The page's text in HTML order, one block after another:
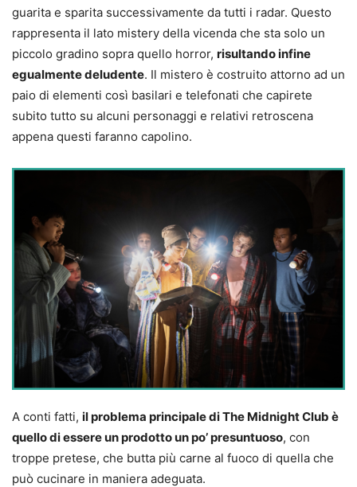
guarita e sparita successivamente da tutti i radar. Questo
rappresenta il lato mistery della vicenda che sta solo un
piccolo gradino sopra quello horror, risultando infine
egualmente deludente. Il mistero è costruito attorno ad un
paio di elementi così basilari e telefonati che capirete
subito tutto su alcuni personaggi e relativi retroscena
appena questi faranno capolino.
A conti fatti, il problema principale di The Midnight Club è
quello di essere un prodotto un po’ presuntuoso, con
troppe pretese, che butta più carne al fuoco di quella che
può cucinare in maniera adeguata.